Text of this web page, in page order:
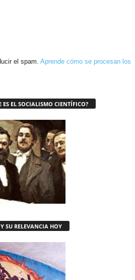
el spam. Aprende cómo se procesan los
ES EL SOCIALISMO CIENTÍFICO?
SU RELEVANCIA HOY